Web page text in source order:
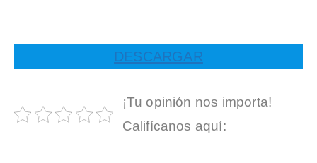
DESCARGAR
¡Tu opinión nos importa!
Califícanos aquí: